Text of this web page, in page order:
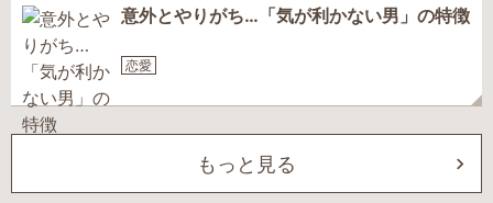
意外とやりがち…「気が利かない男」の特徴
恋愛
もっと見る